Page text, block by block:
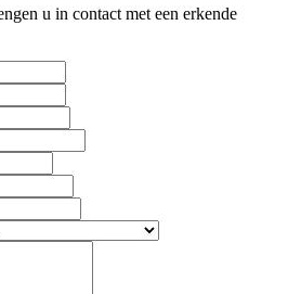
u in contact met een erkende